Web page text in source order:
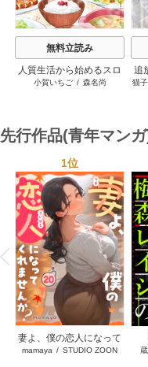
無料立読み
人質生活から始めるスロ
ーライフ
小賀いちご/ 森名尚
追
猫子
先行作品(青年マン
P
r
e
v
i
o
u
s
1位
妻よ、僕の恋人になって
くれませんか？
mamaya / STUDIO ZOON